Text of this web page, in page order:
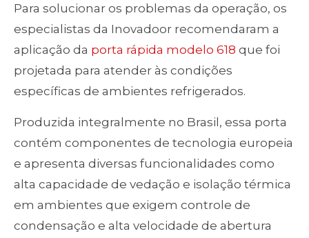
Para solucionar os problemas da operação, os
especialistas da Inovadoor recomendaram a
aplicação da porta rápida modelo 618 que foi
projetada para atender às condições
específicas de ambientes refrigerados.
Produzida integralmente no Brasil, essa porta
contém componentes de tecnologia europeia
e apresenta diversas funcionalidades como
alta capacidade de vedação e isolação térmica
em ambientes que exigem controle de
condensação e alta velocidade de abertura